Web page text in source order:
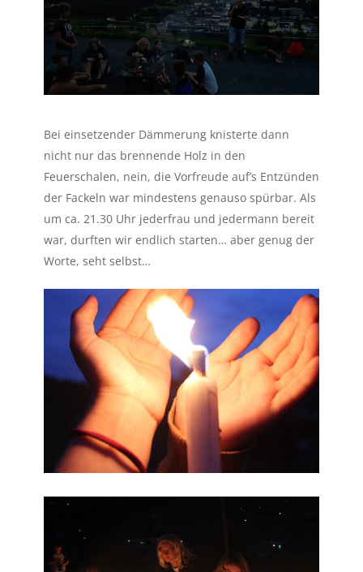
Bei einsetzender Dämmerung knisterte dann
nicht nur das brennende Holz in den
Feuerschalen, nein, die Vorfreude auf’s Entzünden
der Fackeln war mindestens genauso spürbar. Als
um ca. 21.30 Uhr jederfrau und jedermann bereit
war, durften wir endlich starten… aber genug der
Worte, seht selbst…